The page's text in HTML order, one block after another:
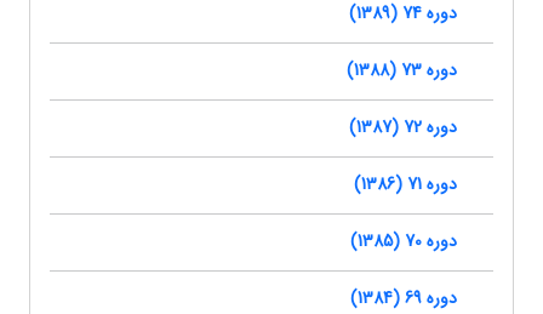
دوره 74 (1389)
دوره 73 (1388)
دوره 72 (1387)
دوره 71 (1386)
دوره 70 (1385)
دوره 69 (1384)